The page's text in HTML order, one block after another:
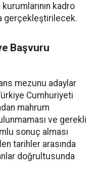
kadro
gerçekleştirilecek.
Başvuru
mezunu adaylar
Cumhuriyeti
mahrum
ve gerekli
sonuç alması
tarihler arasında
doğrultusunda